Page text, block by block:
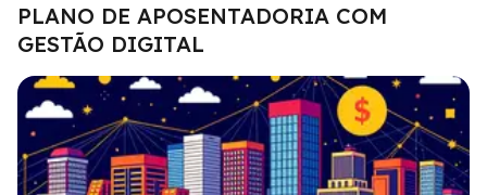
PLANO DE APOSENTADORIA COM
GESTÃO DIGITAL